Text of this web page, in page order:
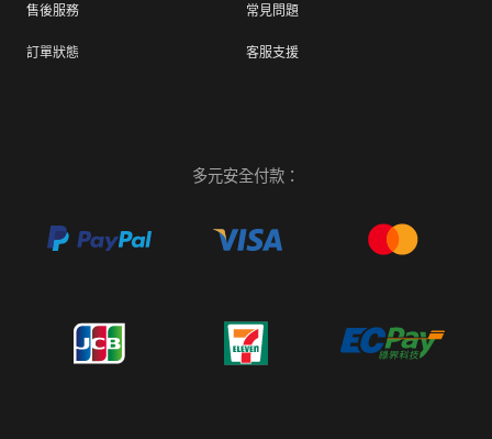
售後服務 常見問題
訂單狀態 客服支援
多元安全付款：